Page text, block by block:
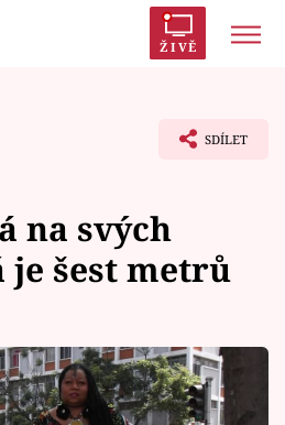
ŽIVĚ
SDÍLET
na svých
je šest metrů